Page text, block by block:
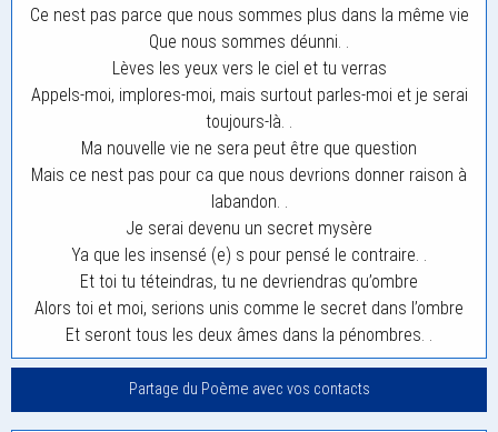
Ce nest pas parce que nous sommes plus dans la même vie
Que nous sommes déunni. .
Lèves les yeux vers le ciel et tu verras
Appels-moi, implores-moi, mais surtout parles-moi et je serai
toujours-là. .
Ma nouvelle vie ne sera peut être que question
Mais ce nest pas pour ca que nous devrions donner raison à
labandon. .
Je serai devenu un secret mysère
Ya que les insensé (e) s pour pensé le contraire. .
Et toi tu téteindras, tu ne devriendras qu’ombre
Alors toi et moi, serions unis comme le secret dans l’ombre
Et seront tous les deux âmes dans la pénombres. .
Partage du Poème avec vos contacts